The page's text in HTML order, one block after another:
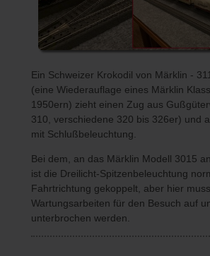
Ein Schweizer Krokodil von Märklin -
(eine Wiederauflage eines Märklin
1950ern) zieht einen Zug aus
310, verschiedene 320 bis 326er) und
mit Schlußbeleuchtung.
Bei dem, an das Märklin Modell 3015
ist die Dreilicht-Spitzenbeleuchtung
Fahrtrichtung gekoppelt, aber hier
Wartungsarbeiten für den Besuch auf
unterbrochen werden.